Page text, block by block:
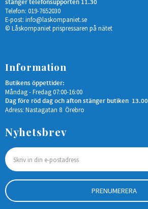
stänger telefonsupporten 11.30
Telefon: 019-7652030
E-post: info@laskompaniet.se
© Låskompaniet prispressaren på nätet
Information
Butikens öppettider:
Måndag - Fredag 07:00-16:00
Dag före röd dag och afton stänger butiken 13.00
Adress: Nastagatan 8 Örebro
Nyhetsbrev
PRENUMERERA